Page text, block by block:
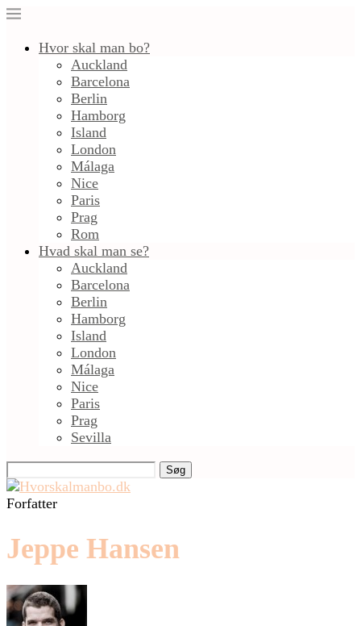
Hvor skal man bo?
Auckland
Barcelona
Berlin
Hamborg
Island
London
Málaga
Nice
Paris
Prag
Rom
Hvad skal man se?
Auckland
Barcelona
Berlin
Hamborg
Island
London
Málaga
Nice
Paris
Prag
Sevilla
Søg
Forfatter
Jeppe Hansen